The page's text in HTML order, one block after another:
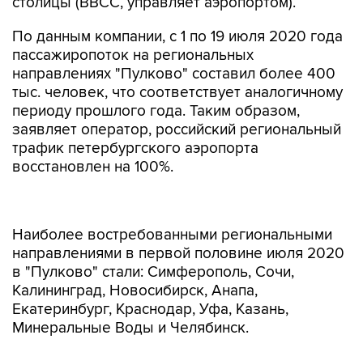
По данным компании, с 1 по 19 июля 2020 года
пассажиропоток на региональных
направлениях "Пулково" составил более 400
тыс. человек, что соответствует аналогичному
периоду прошлого года. Таким образом,
заявляет оператор, российский региональный
трафик петербургского аэропорта
восстановлен на 100%.
Наиболее востребованными региональными
направлениями в первой половине июля 2020
в "Пулково" стали: Симферополь, Сочи,
Калининград, Новосибирск, Анапа,
Екатеринбург, Краснодар, Уфа, Казань,
Минеральные Воды и Челябинск.